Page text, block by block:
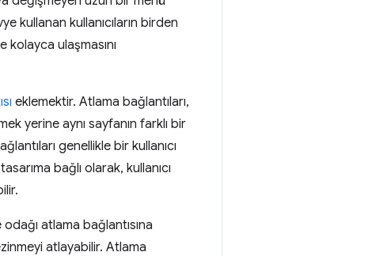
kullanan kullanıcıların birden
ulaşmasını
eklemektir. Atlama bağlantıları,
yerine aynı sayfanın farklı bir
genellikle bir kullanıcı
bağlı olarak, kullanıcı
atlama bağlantısına
atlayabilir. Atlama